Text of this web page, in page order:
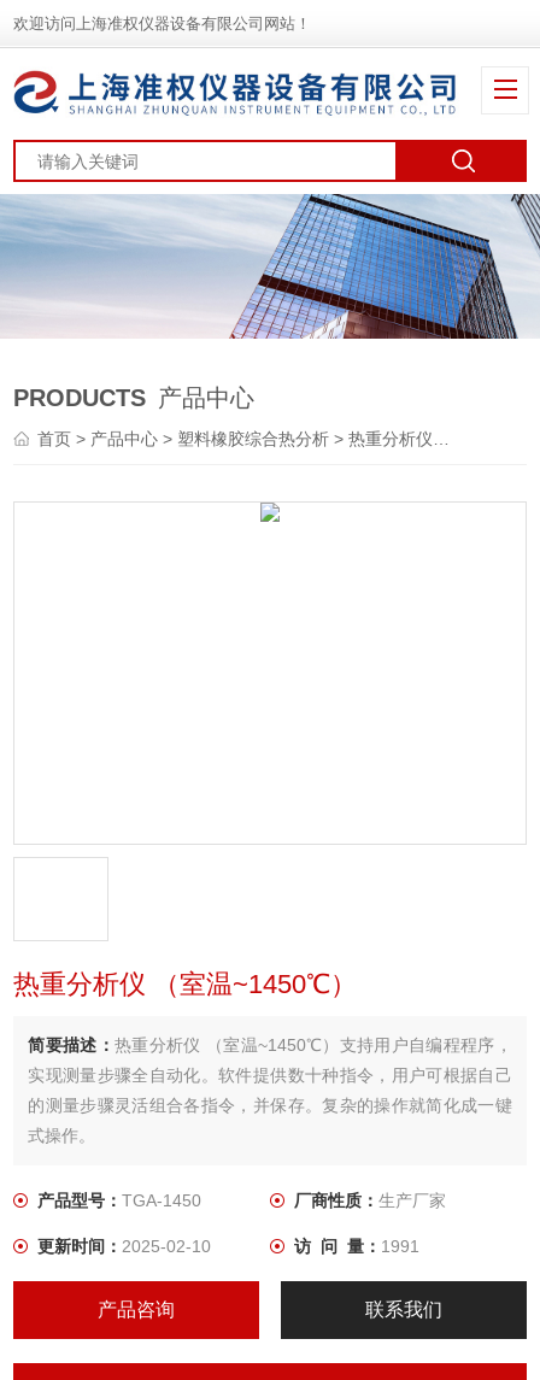
欢迎访问上海准权仪器设备有限公司网站！
PRODUCTS 产品中心
首页> 产品中心 > 塑料橡胶综合热分析 >热重分析仪> TGA-1450
热重分析仪 （室温~1450℃）
简要描述： 热重分析仪 （室温~1450℃）支持用户自编程程序，
实现测量步骤全自动化。软件提供数十种指令，用户可根据自己
的测量步骤灵活组合各指令，并保存。复杂的操作就简化成一键
式操作。
产品型号：TGA-1450 厂商性质： 生产厂家
更新时间：2025-02-10 访 问 量： 1991
产品咨询 联系我们